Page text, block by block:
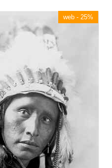
web - 25%